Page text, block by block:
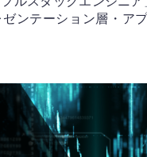
ンテーション層・ア